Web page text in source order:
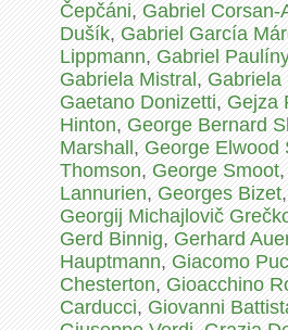
Čepčáni,Gabriel Corsan-
Dušík,Gabriel García
Lippmann,Gabriel Paulíny
Gabriela Mistral,Gabriela
Gaetano Donizetti,Gejza
Hinton,George Bernard
Marshall,George Elwood
Thomson,George Smoot
Lannurien,Georges Bizet
Georgij Michajlovič
Gerd Binnig,Gerhard
Hauptmann,Giacomo
Chesterton,Gioacchino
Carducci,Giovanni